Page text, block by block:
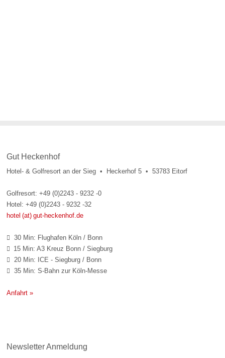
Gut Heckenhof
Hotel- & Golfresort an der Sieg • Heckerhof 5 • 53783 Eitorf
Golfresort: +49 (0)2243 - 9232 -0
Hotel: +49 (0)2243 - 9232 -32
hotel (at) gut-heckenhof.de
 30 Min: Flughafen Köln / Bonn
 15 Min: A3 Kreuz Bonn / Siegburg
 20 Min: ICE - Siegburg / Bonn
 35 Min: S-Bahn zur Köln-Messe
Anfahrt »
Newsletter Anmeldung